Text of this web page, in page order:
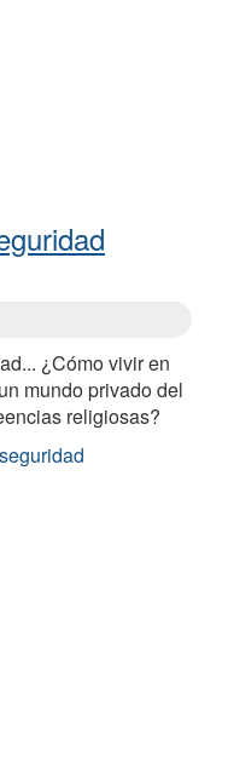
¿Cómo vivir en
mundo privado del
religiosas?